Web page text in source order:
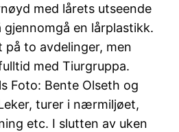
med lårets utseende
en lårplastikk.
på to avdelinger, men
med Tiurgruppa.
Foto: Bente Olseth og
turer i nærmiljøet,
etc. I slutten av uken